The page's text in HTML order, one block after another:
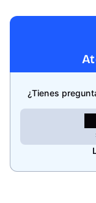
¿Tienes